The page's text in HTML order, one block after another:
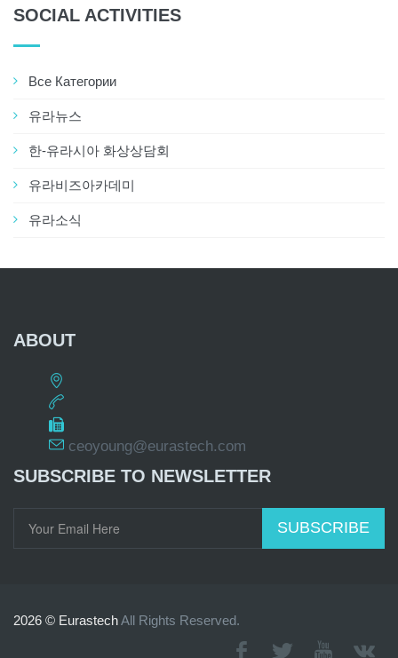
SOCIAL ACTIVITIES
Все Категории
유라뉴스
한-유라시아 화상상담회
유라비즈아카데미
유라소식
ABOUT
ceoyoung@eurastech.com
SUBSCRIBE TO NEWSLETTER
SUBSCRIBE
2026 © EurastechAll Rights Reserved.